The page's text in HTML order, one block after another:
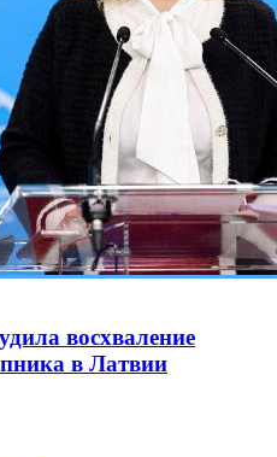
восхваление
в Латвии